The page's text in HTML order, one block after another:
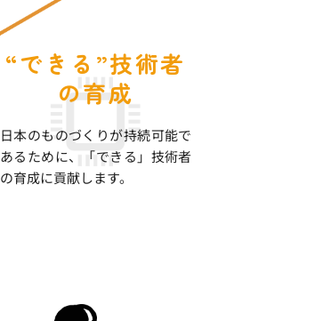
“できる”技術者
の育成
日本のものづくりが持続可能で
あるために、「できる」技術者
の育成に貢献します。